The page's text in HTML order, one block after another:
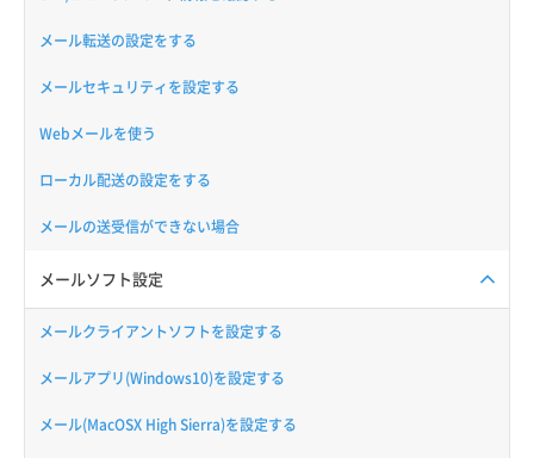
メール転送の設定をする
メールセキュリティを設定する
Webメールを使う
ローカル配送の設定をする
メールの送受信ができない場合
メールソフト設定
メールクライアントソフトを設定する
メールアプリ(Windows10)を設定する
メール(MacOSX High Sierra)を設定する